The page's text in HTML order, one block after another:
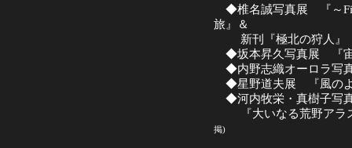
◆椎名誠写真展 『～
旅』＆
新刊『極北の狩人』
◆坂本昇久写真展 『宙
◆内野志織オーロラ写
◆星野道夫展 『風の
◆河内牧栄・真樹子写
『大いなる荒野アラ
掲)